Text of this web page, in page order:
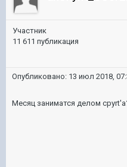
Участник
11 611 публикация
Опубликовано: 13 июл 2018,
Месяц заниматся делом